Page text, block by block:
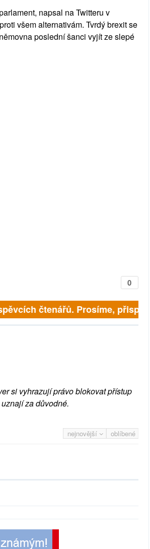
napsal na Twitteru v
všem alternativám. Tvrdý brexit se
poslední šanci vyjít ze slepé
0
čtenářů. Prosíme,
si vyhrazují právo blokovat přístup
za důvodné.
nejnovější oblíbené